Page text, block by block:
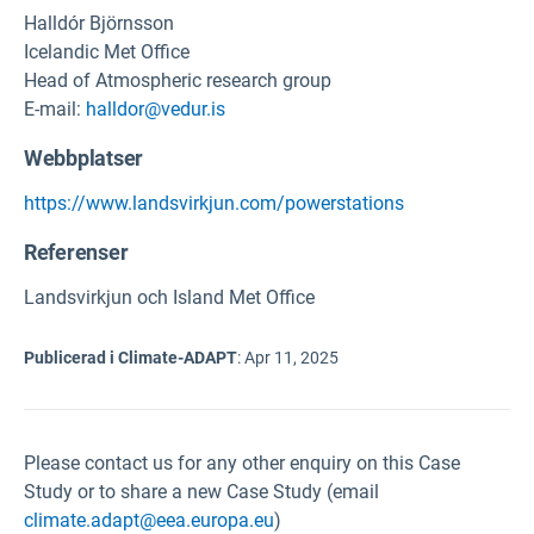
Halldór Björnsson
Icelandic Met Office
Head of Atmospheric research group
E-mail: halldor@vedur.is
Webbplatser
https://www.landsvirkjun.com/powerstations
Referenser
Landsvirkjun och Island Met Office
Publicerad i Climate-ADAPT:Apr 11, 2025
Please contact us for any other enquiry on this Case
Study or to share a new Case Study (email
climate.adapt@eea.europa.eu)